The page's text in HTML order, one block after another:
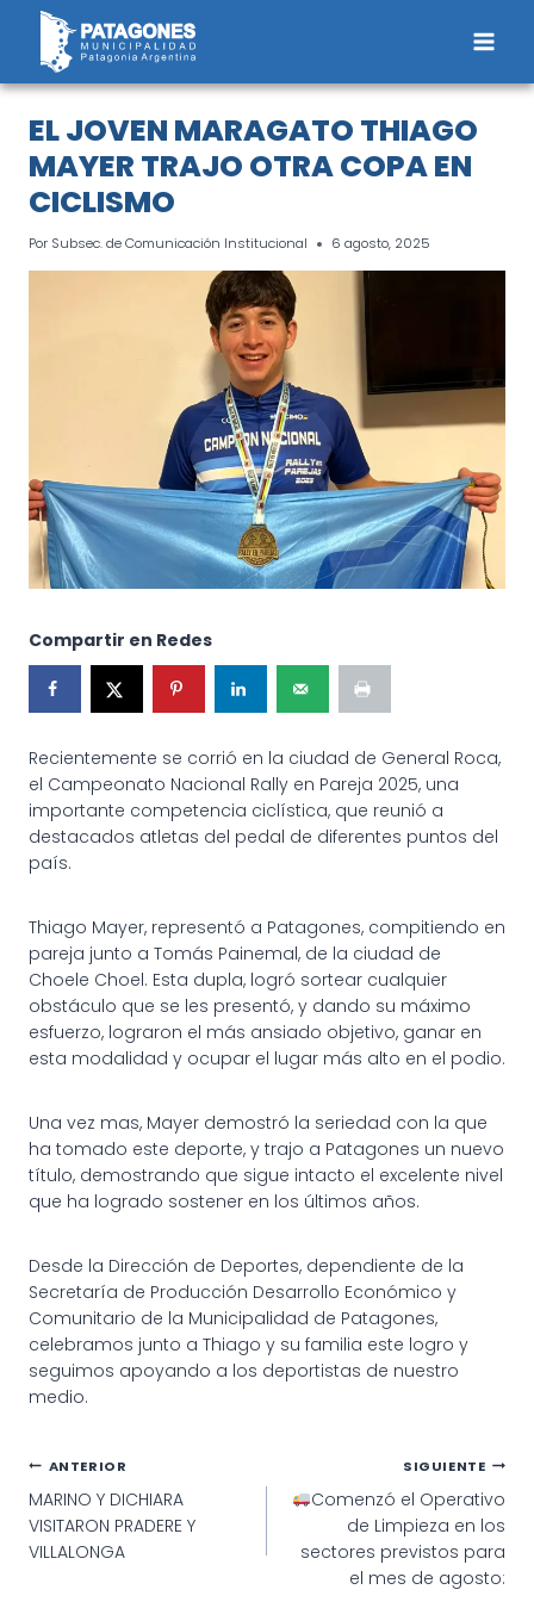
Saltar
contenido
EL JOVEN MARAGATO THIAGO
MAYER TRAJO OTRA COPA EN
CICLISMO
Por Subsec. de Comunicación Institucional 6 agosto, 2025
Compartir en Redes
Recientemente se corrió en la ciudad de General Roca,
el Campeonato Nacional Rally en Pareja 2025, una
importante competencia ciclística, que reunió a
destacados atletas del pedal de diferentes puntos del
país.
Thiago Mayer, representó a Patagones, compitiendo en
pareja junto a Tomás Painemal, de la ciudad de
Choele Choel. Esta dupla, logró sortear cualquier
obstáculo que se les presentó, y dando su máximo
esfuerzo, lograron el más ansiado objetivo, ganar en
esta modalidad y ocupar el lugar más alto en el podio.
Una vez mas, Mayer demostró la seriedad con la que
ha tomado este deporte, y trajo a Patagones un nuevo
título, demostrando que sigue intacto el excelente nivel
que ha logrado sostener en los últimos años.
Desde la Dirección de Deportes, dependiente de la
Secretaría de Producción Desarrollo Económico y
Comunitario de la Municipalidad de Patagones,
celebramos junto a Thiago y su familia este logro y
seguimos apoyando a los deportistas de nuestro
medio.
Navegación
de
entradas
ANTERIOR
MARINO Y DICHIARA
VISITARON PRADERE Y
VILLALONGA
SIGUIENTE
Comenzó el Operativo
de Limpieza en los
sectores previstos para
el mes de agosto: